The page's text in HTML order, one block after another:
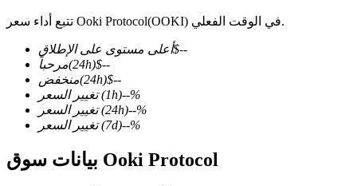
العقود الآجلة لـ COIN-M
تتبع أداء سعر Ooki Protocol(OOKI) في الوقت الفعلي.
أعلى مستوى على الإطلاق$--
مرحباً
(24h)$--
منخفض
(24h)$--
تغيير السعر
(1h)--%
تغيير السعر
(24h)--%
تغيير السعر
(7d)--%
بيانات سوق Ooki Protocol